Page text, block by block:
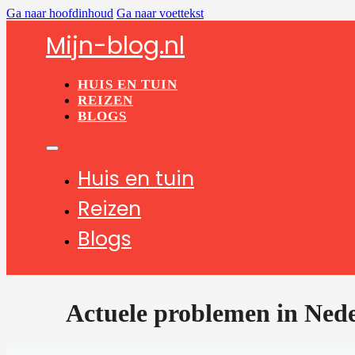
Ga naar hoofdinhoud Ga naar voettekst
Mijn-blog.nl
HUIS EN TUIN
REIZEN
BLOGS
Huis en tuin
Reizen
Blogs
Actuele problemen in